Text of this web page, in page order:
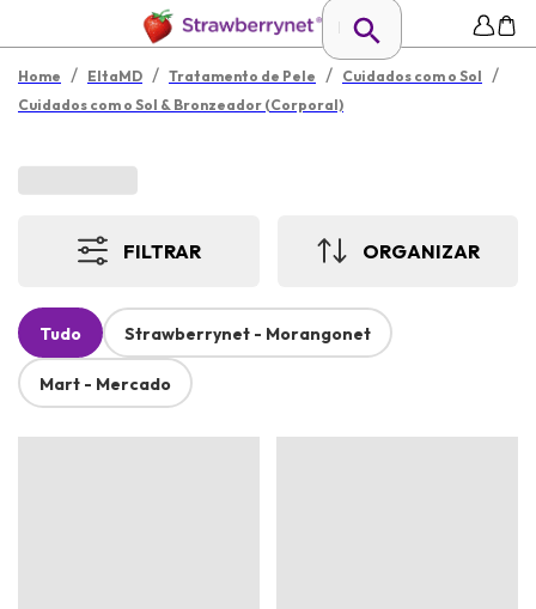
Home / EltaMD / Tratamento de Pele / Cuidados com o Sol /
Cuidados com o Sol & Bronzeador (Corporal)
FILTRAR ORGANIZAR
Tudo Strawberrynet - Morangonet
Mart - Mercado